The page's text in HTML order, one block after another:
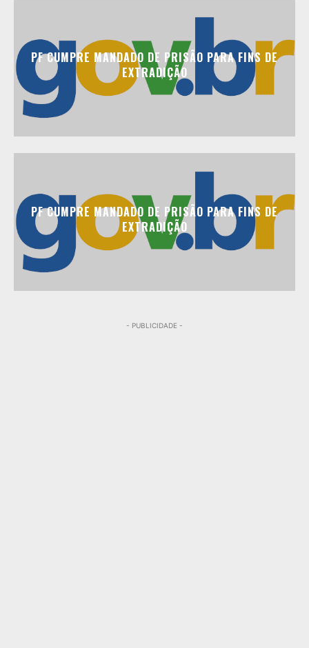
PF CUMPRE MANDADO DE PRISÃO PARA FINS DE
EXTRADIÇÃO
PF CUMPRE MANDADO DE PRISÃO PARA FINS DE
EXTRADIÇÃO
- PUBLICIDADE -